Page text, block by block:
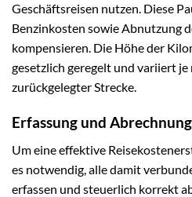
Geschäftsreisen nutzen. Diese
Benzinkosten sowie Abnutzung
kompensieren. Die Höhe der
gesetzlich geregelt und variiert
zurückgelegter Strecke.
Erfassung und
Um eine effektive
es notwendig, alle damit
erfassen und steuerlich korrekt